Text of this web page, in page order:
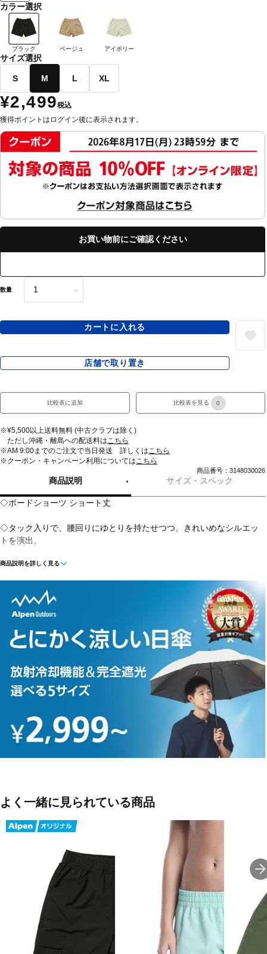
カラー選択
ブラック ベージュ アイボリー
サイズ選択
S M L XL
¥2,499税込
獲得ポイントはログイン後に表示されます。
お買い物前にご確認ください
数量
カートに入れる
店舗で取り置き
比較表に追加 比較表を見る 0
※¥5,500以上送料無料 (中古クラブは除く)
ただし沖縄・離島への配送料はこちら
※AM 9:00までのご注文で当日発送 詳しくはこちら
※クーポン・キャンペーン利用についてはこちら
商品番号：3148030026
商品説明 サイズ・スペック
◇ボードショーツ ショート丈
◇タック入りで、腰回りにゆとりを持たせつつ、きれいめなシルエッ
トを演出。
◇UVカットの最高値「UPF50+」の生地を使用。着るだけで簡単に紫
外線対策。伸縮性に優れたストレッチ素材を使用。さらに耐塩素加工
でプールでの使用にも生地が傷みにくいです。
◇水着やタイツと相性抜群なショート丈タイプ。
■カラー：
アイボリー
ブラック
■サイズ：
S：ウエスト/59～63cm
■生産国：ミャンマー
■2026 Spring＆Summer モデル
※ブラウザやお使いのモニター環境により、掲載画像と実際の商品の
色味が若干異なる場合がございます。
■メーカー型番：TR-3M2306ST
商品説明を詳しく見る
よく一緒に見られている商品